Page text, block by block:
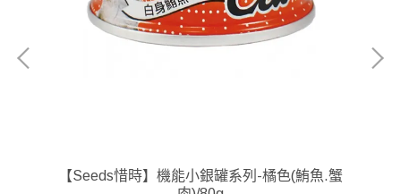
【Seeds惜時】機能小銀罐系列-橘色(鮪魚.蟹